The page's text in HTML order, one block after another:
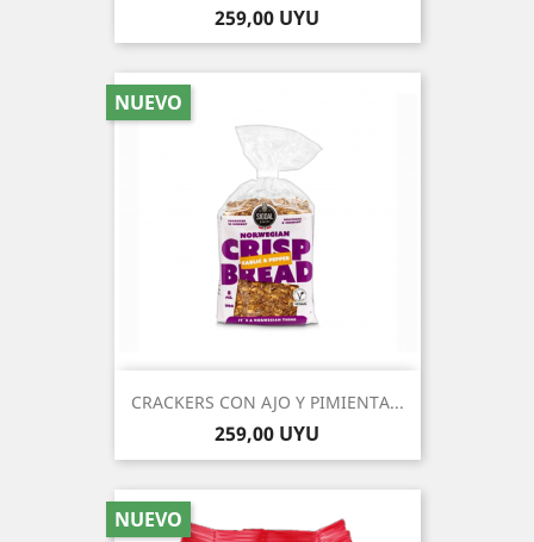
Precio
259,00 UYU
CRACKERS CON AJO Y PIMIENTA...
Precio
259,00 UYU
NUEVO
NUEVO